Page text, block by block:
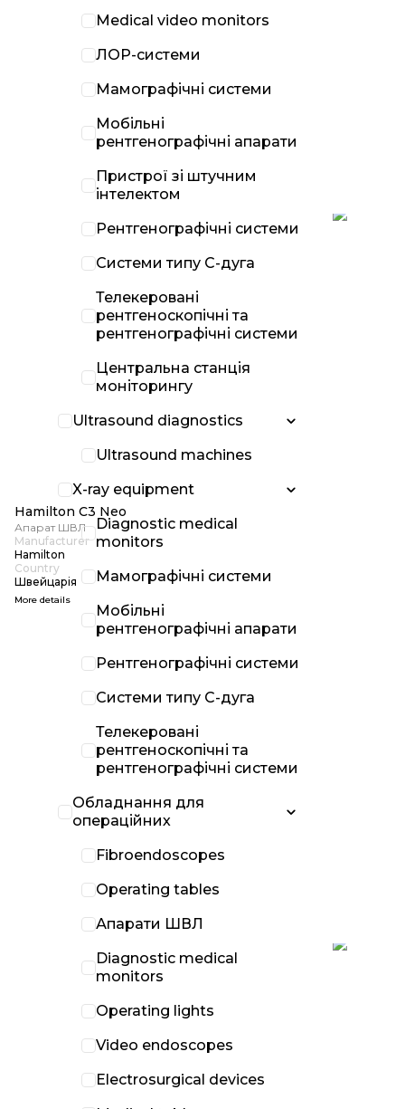
Medical video monitors
ЛОР-системи
Мамографічні системи
Мобільні
рентгенографічні апарати
Пристрої зі штучним
інтелектом
Рентгенографічні системи
Системи типу С-дуга
Телекеровані
рентгеноскопічні та
рентгенографічні системи
Центральна станція
моніторингу
Ultrasound diagnostics
Ultrasound machines
X-ray equipment
Diagnostic medical
monitors
Мамографічні системи
Мобільні
рентгенографічні апарати
Рентгенографічні системи
Системи типу С-дуга
Телекеровані
рентгеноскопічні та
рентгенографічні системи
Обладнання для
операційних
Fibroendoscopes
Operating tables
Апарати ШВЛ
Diagnostic medical
monitors
Operating lights
Video endoscopes
Electrosurgical devices
Hamilton C3 Neo
Апарат ШВЛ
Manufacturer
Hamilton
Country
Швейцарія
More details